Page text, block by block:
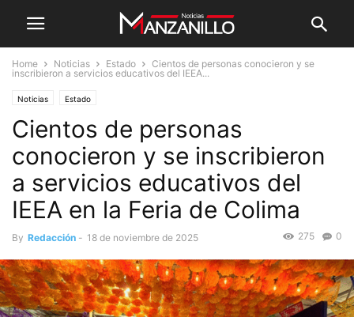
Home Noticias Estado
Cientos de personas conocieron y se
inscribieron a servicios educativos del IEEA...
Noticias Estado
Cientos de personas
conocieron y se inscribieron
a servicios educativos del
IEEA en la Feria de Colima
By Redacción - 18 de noviembre de 2025 0
275